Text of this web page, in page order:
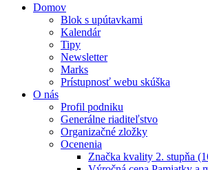
Domov
Blok s upútavkami
Kalendár
Tipy
Newsletter
Marks
Prístupnosť webu skúška
O nás
Profil podniku
Generálne riaditeľstvo
Organizačné zložky
Ocenenia
Značka kvality 2. stupňa